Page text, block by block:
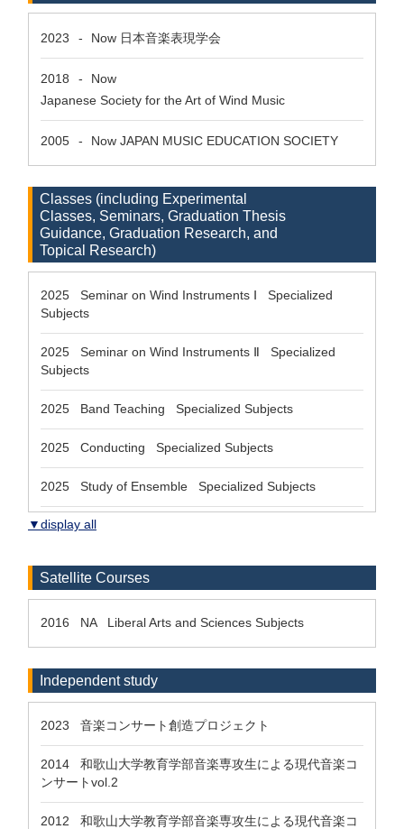
2023 - Now 日本音楽表現学会
2018 -
Now
Japanese Society for the Art of Wind Music
2005 - Now JAPAN MUSIC EDUCATION SOCIETY
Classes (including Experimental
Classes, Seminars, Graduation Thesis
Guidance, Graduation Research, and
Topical Research)
2025 Seminar on Wind Instruments Ⅰ Specialized
Subjects
2025 Seminar on Wind Instruments Ⅱ Specialized
Subjects
2025 Band Teaching Specialized Subjects
2025 Conducting Specialized Subjects
2025 Study of Ensemble Specialized Subjects
▼display all
Satellite Courses
2016 NA Liberal Arts and Sciences Subjects
Independent study
2023 音楽コンサート創造プロジェクト
2014 和歌山大学教育学部音楽専攻生による現代音楽コ
ンサートvol.2
2012 和歌山大学教育学部音楽専攻生による現代音楽コ